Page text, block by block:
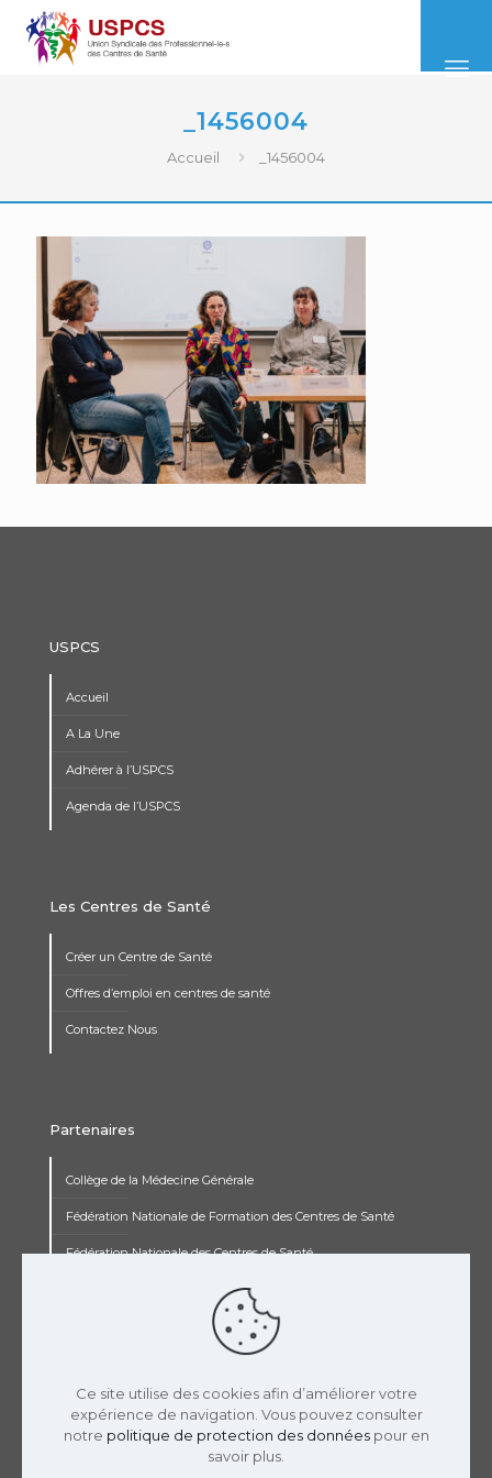
_1456004
Accueil _1456004
USPCS
Accueil
A La Une
Adhérer à l’USPCS
Agenda de l’USPCS
Les Centres de Santé
Créer un Centre de Santé
Offres d’emploi en centres de santé
Contactez Nous
Partenaires
Collège de la Médecine Générale
Fédération Nationale de Formation des Centres de Santé
Fédération Nationale des Centres de Santé
Institut de Recherche Jean François Rey
Ce site utilise des cookies afin d’améliorer votre
expérience de navigation. Vous pouvez consulter
notre politique de protection des donnéespour en
savoir plus.